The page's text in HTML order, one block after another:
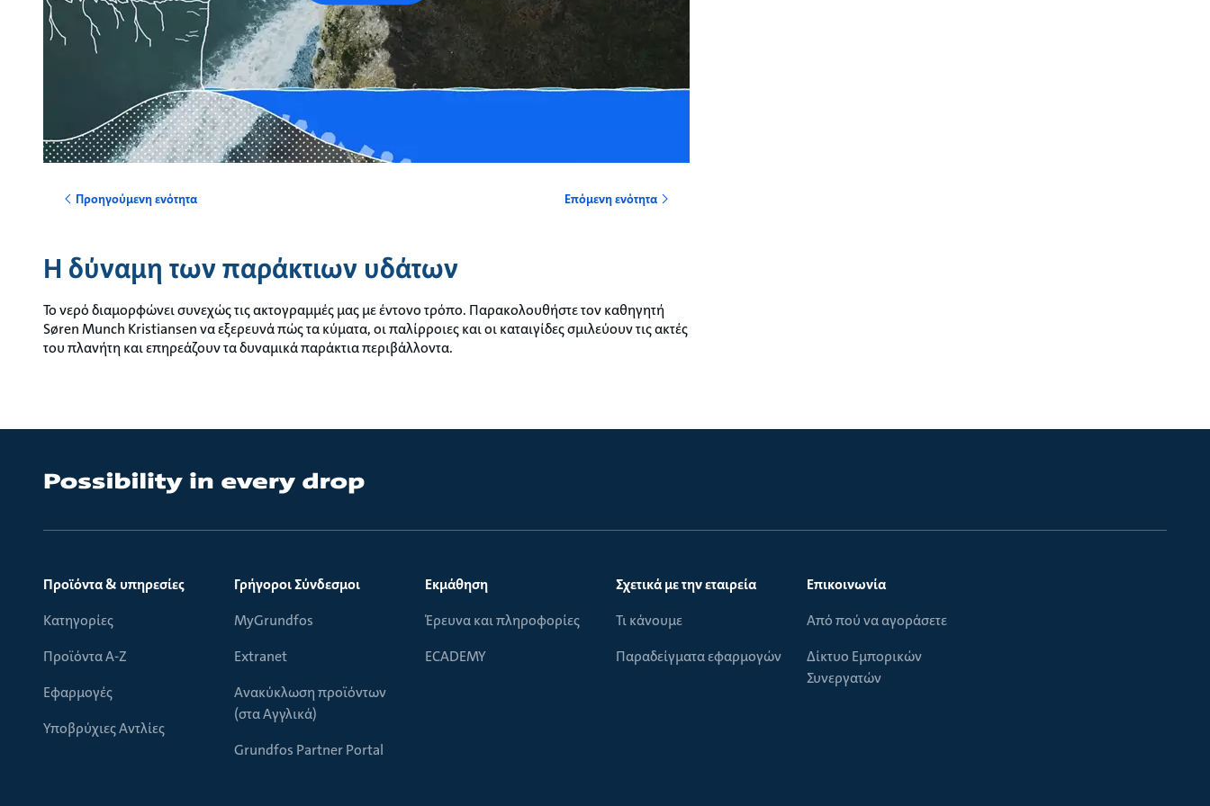
Προηγούμενη ενότητα Επόμενη ενότητα
Η δύναμη των παράκτιων υδάτων
Το νερό διαμορφώνει συνεχώς τις ακτογραμμές μας με έντονο τρόπο. Παρακολουθήστε τον καθηγητή
Søren Munch Kristiansen να εξερευνά πώς τα κύματα, οι παλίρροιες και οι καταιγίδες σμιλεύουν τις ακτές
του πλανήτη και επηρεάζουν τα δυναμικά παράκτια περιβάλλοντα.
Προϊόντα & υπηρεσίες
Κατηγορίες
Προϊόντα Α-Ζ
Εφαρμογές
Υποβρύχιες Αντλίες
Γρήγοροι Σύνδεσμοι
MyGrundfos
Extranet
Ανακύκλωση προϊόντων
(στα Αγγλικά)
Grundfos Partner Portal
Εκμάθηση
Έρευνα και πληροφορίες
ECADEMY
Σχετικά με την εταιρεία
Τι κάνουμε
Παραδείγματα εφαρμογών
Επικοινωνία
Από πού να αγοράσετε
Δίκτυο Εμπορικών
Συνεργατών